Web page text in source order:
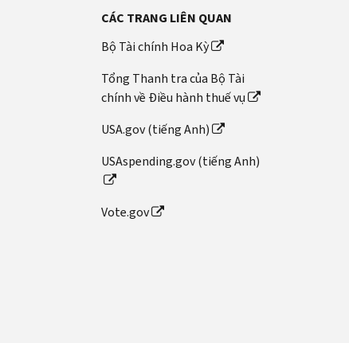
CÁC TRANG LIÊN QUAN
Bộ Tài chính Hoa Kỳ
Tổng Thanh tra của Bộ Tài
chính về Điều hành thuế vụ
USA.gov (tiếng Anh)
USAspending.gov (tiếng Anh)
Vote.gov